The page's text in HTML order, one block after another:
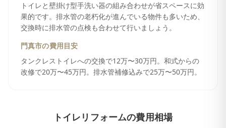
トイレと壁掛け型手洗い器の組み合わせが省スペースに効
果的です。排水管の老朽化が進んでいる物件も多いため、
交換時に排水管の点検も合わせて行いましょう。
門真市の費用目安
タンクレストイレへの交換で12万〜30万円。和式からの
改修で20万〜45万円。排水管補修込みで25万〜50万円。
トイレリフォームの費用相場